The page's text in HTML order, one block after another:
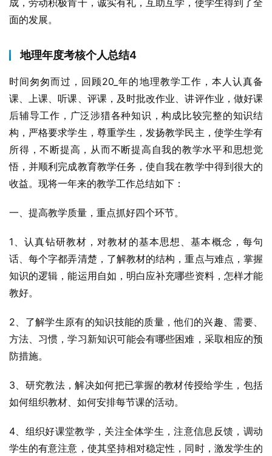
成，劳动积极肯干，诚实有礼，互助互学，使学生得到了全
面的发展。
地理年度考核个人总结4
时间匆匆而过，回顾20_年的地理教学工作，本人认真备
课、上课、听课、评课，及时批改作业、讲评作业，做好课
后辅导工作，广泛涉猎各种知识，构成比较完整的知识结
构，严格要求学生，尊重学生，发扬教学民主，使学生学有
所得，不断提高，从而不断提高自我的教学水平和思想觉
悟，并顺利完成教育教学任务，使自我在教学中得到很大的
收益。现将一年来的教学工作总结如下：
一、提高教学质量，重点抓好四个环节。
1、认真钻研教材，对教材的基本思想、基本概念，每句
话、每个字都弄清楚，了解教材的结构，重点与难点，掌握
知识的逻辑，能运用自如，明白应补充哪些资料，怎样才能
教好。
2、了解学生原有的知识技能的质量，他们的兴趣、需要、
方法、习惯，学习新知识可能会有哪些困难，采取相应的预
防措施。
3、研究教法，解决如何把已掌握的教材传授给学生，包括
如何组织教材、如何安排每节课的活动。
4、组织好课堂教学，关注全体学生，注意信息反馈，调动
学生的有意注意，使其坚持相对稳定性，同时，激发学生的